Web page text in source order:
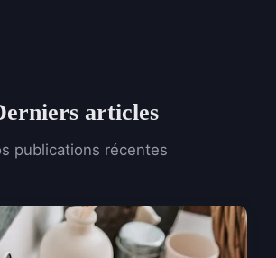
articles
publications récentes